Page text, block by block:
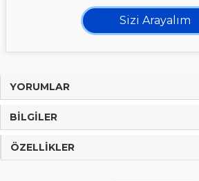
Sizi Arayalım
YORUMLAR
BILGILER
ÖZELLIKLER